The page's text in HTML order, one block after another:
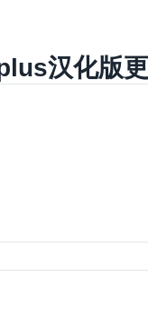
汉化版